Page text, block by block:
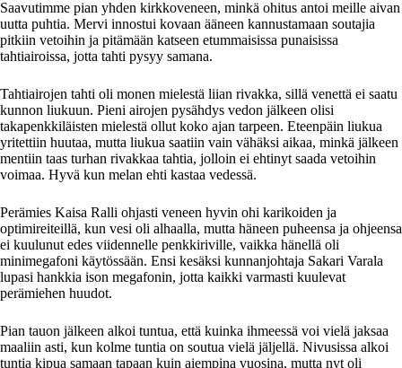
Saavutimme pian yhden kirkkoveneen, minkä ohitus antoi meille aivan
uutta puhtia. Mervi innostui kovaan ääneen kannustamaan soutajia
pitkiin vetoihin ja pitämään katseen etummaisissa punaisissa
tahtiairoissa, jotta tahti pysyy samana.
Tahtiairojen tahti oli monen mielestä liian rivakka, sillä venettä ei saatu
kunnon liukuun. Pieni airojen pysähdys vedon jälkeen olisi
takapenkkiläisten mielestä ollut koko ajan tarpeen. Eteenpäin liukua
yritettiin huutaa, mutta liukua saatiin vain vähäksi aikaa, minkä jälkeen
mentiin taas turhan rivakkaa tahtia, jolloin ei ehtinyt saada vetoihin
voimaa. Hyvä kun melan ehti kastaa vedessä.
Perämies Kaisa Ralli ohjasti veneen hyvin ohi karikoiden ja
optimireiteillä, kun vesi oli alhaalla, mutta häneen puheensa ja ohjeensa
ei kuulunut edes viidennelle penkkiriville, vaikka hänellä oli
minimegafoni käytössään. Ensi kesäksi kunnanjohtaja Sakari Varala
lupasi hankkia ison megafonin, jotta kaikki varmasti kuulevat
perämiehen huudot.
Pian tauon jälkeen alkoi tuntua, että kuinka ihmeessä voi vielä jaksaa
maaliin asti, kun kolme tuntia on soutua vielä jäljellä. Nivusissa alkoi
tuntia kipua samaan tapaan kuin aiempina vuosina, mutta nyt oli